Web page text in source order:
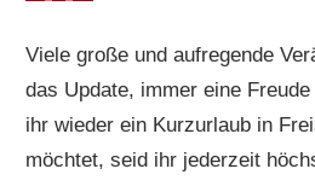
Viele große und aufregende
das Update, immer eine
ihr wieder ein Kurzurlaub in
möchtet, seid ihr jederzeit